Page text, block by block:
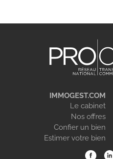
IMMOGEST.COM
Le cabinet
Nos offres
Confier un bien
Estimer votre bien